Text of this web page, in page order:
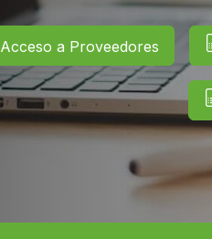
Acceso a Proveedores